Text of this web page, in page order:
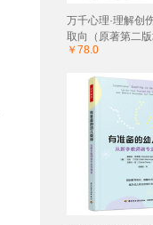
万千心理·理解创
取向（原著第二版
￥78.0